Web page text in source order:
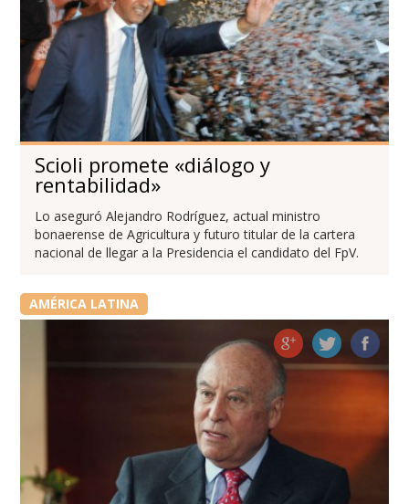
Scioli promete «diálogo y
rentabilidad»
Lo aseguró Alejandro Rodríguez, actual ministro
bonaerense de Agricultura y futuro titular de la cartera
nacional de llegar a la Presidencia el candidato del FpV.
AMÉRICA LATINA